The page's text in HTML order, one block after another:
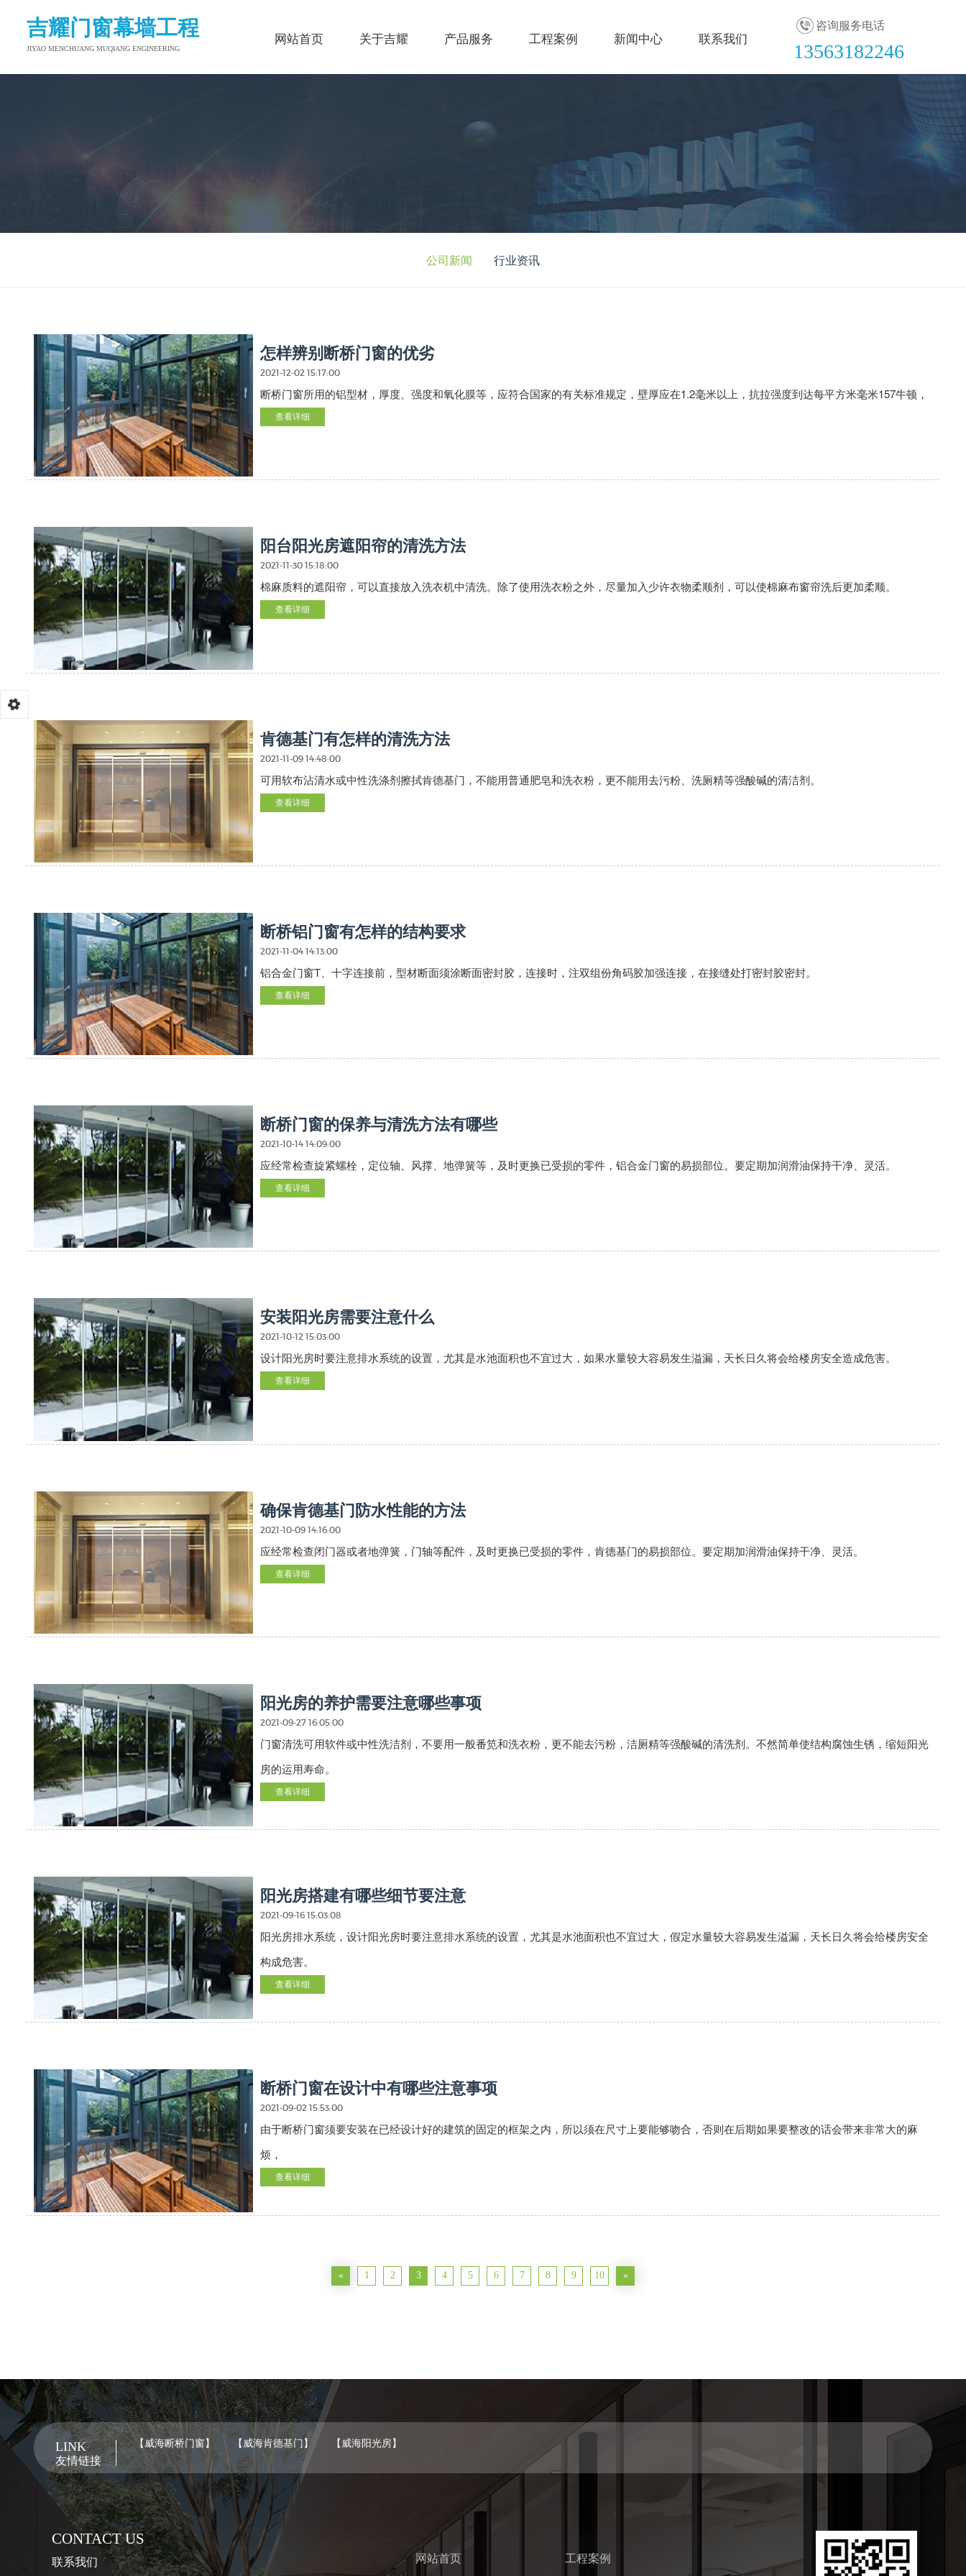
吉耀门窗幕墙工程
JIYAO MENCHUANG MUQIANG ENGINEERING
网站首页 关于吉耀 产品服务 工程案例 新闻中心 联系我们
咨询服务电话
13563182246
公司新闻 行业资讯
怎样辨别断桥门窗的优劣
2021-12-02 15:17:00
断桥门窗所用的铝型材，厚度、强度和氧化膜等，应符合国家的有关标准规定，壁厚应在1.2毫米以上，抗拉强度到达每平方米毫米157牛顿，
查看详细
阳台阳光房遮阳帘的清洗方法
2021-11-30 15:18:00
棉麻质料的遮阳帘，可以直接放入洗衣机中清洗。除了使用洗衣粉之外，尽量加入少许衣物柔顺剂，可以使棉麻布窗帘洗后更加柔顺。
查看详细
肯德基门有怎样的清洗方法
2021-11-09 14:48:00
可用软布沾清水或中性洗涤剂擦拭肯德基门，不能用普通肥皂和洗衣粉，更不能用去污粉、洗厕精等强酸碱的清洁剂。
查看详细
断桥铝门窗有怎样的结构要求
2021-11-04 14:13:00
铝合金门窗T、十字连接前，型材断面须涂断面密封胶，连接时，注双组份角码胶加强连接，在接缝处打密封胶密封。
查看详细
断桥门窗的保养与清洗方法有哪些
2021-10-14 14:09:00
应经常检查旋紧螺栓，定位轴、风撑、地弹簧等，及时更换已受损的零件，铝合金门窗的易损部位。要定期加润滑油保持干净、灵活。
查看详细
安装阳光房需要注意什么
2021-10-12 15:03:00
设计阳光房时要注意排水系统的设置，尤其是水池面积也不宜过大，如果水量较大容易发生溢漏，天长日久将会给楼房安全造成危害。
查看详细
确保肯德基门防水性能的方法
2021-10-09 14:16:00
应经常检查闭门器或者地弹簧，门轴等配件，及时更换已受损的零件，肯德基门的易损部位。要定期加润滑油保持干净、灵活。
查看详细
阳光房的养护需要注意哪些事项
2021-09-27 16:05:00
门窗清洗可用软件或中性洗洁剂，不要用一般番笕和洗衣粉，更不能去污粉，洁厕精等强酸碱的清洗剂。不然简单使结构腐蚀生锈，缩短阳光
房的运用寿命。
查看详细
阳光房搭建有哪些细节要注意
2021-09-16 15:03:08
阳光房排水系统，设计阳光房时要注意排水系统的设置，尤其是水池面积也不宜过大，假定水量较大容易发生溢漏，天长日久将会给楼房安全
构成危害。
查看详细
断桥门窗在设计中有哪些注意事项
2021-09-02 15:53:00
由于断桥门窗须要安装在已经设计好的建筑的固定的框架之内，所以须在尺寸上要能够吻合，否则在后期如果要整改的话会带来非常大的麻
烦，
查看详细
« 1 2 3 4 5 6 7 8 9 10 »
LINK
友情链接
【威海断桥门窗】 【威海肯德基门】 【威海阳光房】
CONTACT US
联系我们
网站首页
工程案例